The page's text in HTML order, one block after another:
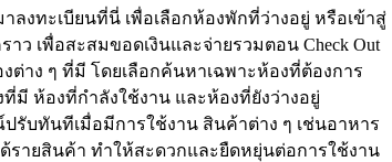
าลงทะเบียนที่นี่ เพื่อเลือกห้องพักที่ว่างอยู่ หรือเข้าสู่
ว เพื่อสะสมขอดเงินและจ่ายรวมตอน Check Out
าง ๆ ที่มี โดยเลือกค้นหาเฉพาะห้องที่ต้องการ
มี ห้องที่กำลังใช้งาน และห้องที่ยังว่างอยู่
รับทันทีเมื่อมีการใช้งาน สินค้าต่าง ๆ เช่นอาหาร
รายสินค้า ทำให้สะดวกและยืดหยุ่นต่อการใช้งาน